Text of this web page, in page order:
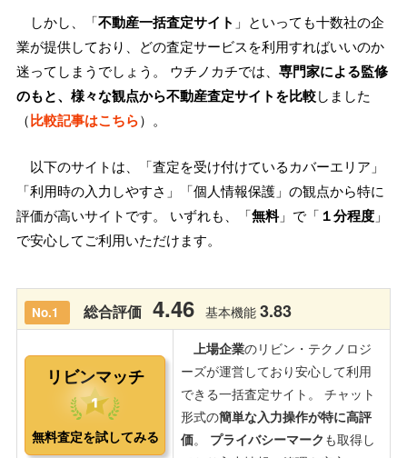
しかし、「不動産一括査定サイト 」といっても十数社の企
業が提供しており、どの査定サービスを利用すればいいのか
迷ってしまうでしょう。 ウチノカチでは、 専門家による監修
のもと、様々な観点から不動産査定サイトを比較しました
（比較記事はこちら）。
以下のサイトは、「査定を受け付けているカバーエリア」
「利用時の入力しやすさ」「個人情報保護」の観点から特に
評価が高いサイトです。 いずれも、「無料」で「 １分程度 」
で安心してご利用いただけます。